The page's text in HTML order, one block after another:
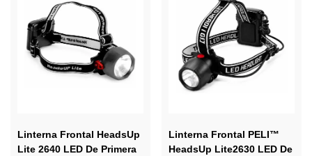
Linterna Frontal HeadsUp
Lite 2640 LED De Primera
Linterna Frontal PELI™
HeadsUp Lite2630 LED De